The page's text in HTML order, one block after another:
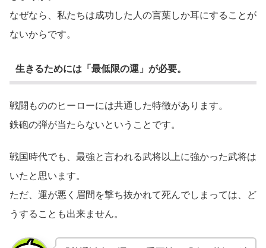
なぜなら、私たちは成功した人の言葉しか耳にすることが
ないからです。
生きるためには「最低限の運」が必要。
戦闘もののヒーローには共通した特徴があります。
鉄砲の弾が当たらないということです。
戦国時代でも、最強と言われる武将以上に強かった武将は
いたと思います。
ただ、運が悪く眉間を撃ち抜かれて死んでしまっては、ど
うすることも出来ません。